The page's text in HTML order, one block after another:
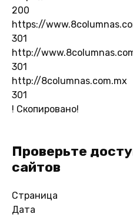
200
https://
301
http://
301
http://8columnas.com.mx
301
! Скопировано!
Проверьте
сайтов
Страница
Дата